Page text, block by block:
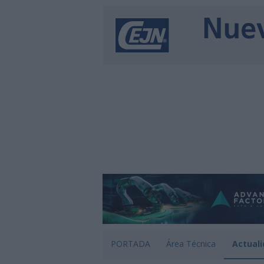
PORTADA Área Técnica